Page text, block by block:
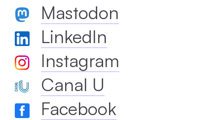
Mastodon
LinkedIn
Instagram
Canal U
Facebook